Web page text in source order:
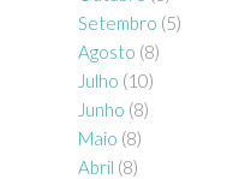
Setembro (5)
Agosto (8)
Julho (10)
Junho (8)
Maio (8)
Abril (8)